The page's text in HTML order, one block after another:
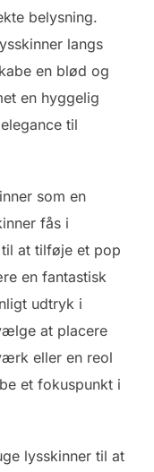
belysning.
langs
en blød og
en hyggelig
til
som en
fås i
at tilføje et pop
en fantastisk
udtryk i
at placere
eller en reol
et fokuspunkt i
lysskinner til at